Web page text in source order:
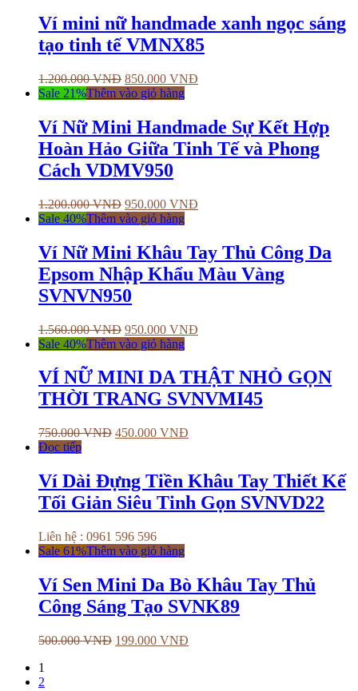
Ví mini nữ handmade xanh ngọc sáng
tạo tinh tế VMNX85
1.200.000VNĐ 850.000 VNĐ
Sale 21%Thêm vào giỏ hàng
Ví Nữ Mini Handmade Sự Kết Hợp
Hoàn Hảo Giữa Tinh Tế và Phong
Cách VDMV950
1.200.000VNĐ 950.000 VNĐ
Sale 40%Thêm vào giỏ hàng
Ví Nữ Mini Khâu Tay Thủ Công Da
Epsom Nhập Khẩu Màu Vàng
SVNVN950
1.560.000VNĐ 950.000 VNĐ
Sale 40%Thêm vào giỏ hàng
VÍ NỮ MINI DA THẬT NHỎ GỌN
THỜI TRANG SVNVMI45
750.000VNĐ 450.000 VNĐ
Đọc tiếp
Ví Dài Đựng Tiền Khâu Tay Thiết Kế
Tối Giản Siêu Tinh Gọn SVNVD22
Liên hệ : 0961 596 596
Sale 61%Thêm vào giỏ hàng
Ví Sen Mini Da Bò Khâu Tay Thủ
Công Sáng Tạo SVNK89
500.000VNĐ 199.000 VNĐ
1
2